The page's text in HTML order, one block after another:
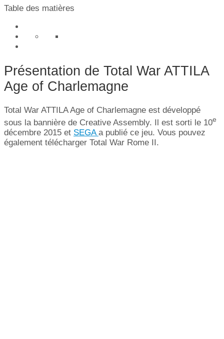
Table des matières
Présentation de Total War ATTILA
Age of Charlemagne
Total War ATTILA Age of Charlemagne est développé
sous la bannière de Creative Assembly. Il est sorti le 10e
décembre 2015 et SEGAa publié ce jeu. Vous pouvez
également télécharger Total War Rome II.